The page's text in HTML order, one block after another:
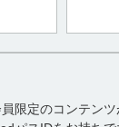
限定のコンテン